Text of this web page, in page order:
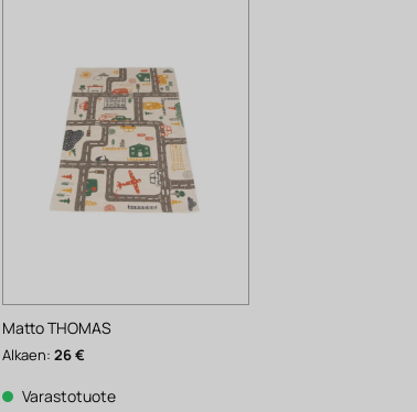
Matto THOMAS
Alkaen: 26€
Varastotuote